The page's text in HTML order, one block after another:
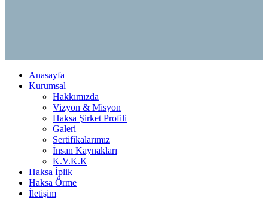
Anasayfa
Kurumsal
Hakkımızda
Vizyon & Misyon
Haksa Şirket Profili
Galeri
Sertifikalarımız
İnsan Kaynakları
K.V.K.K
Haksa İplik
Haksa Örme
İletişim